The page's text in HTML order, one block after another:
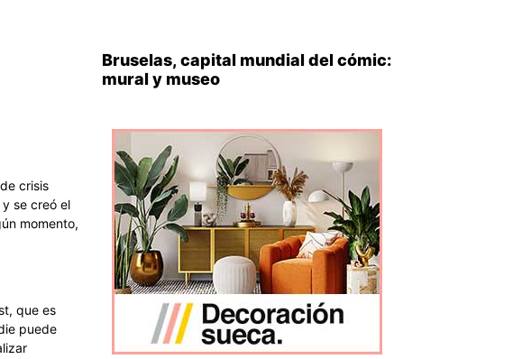
crisis
se creó el
momento,
que es
puede
Bruselas, capital mundial del cómic:
mural y museo